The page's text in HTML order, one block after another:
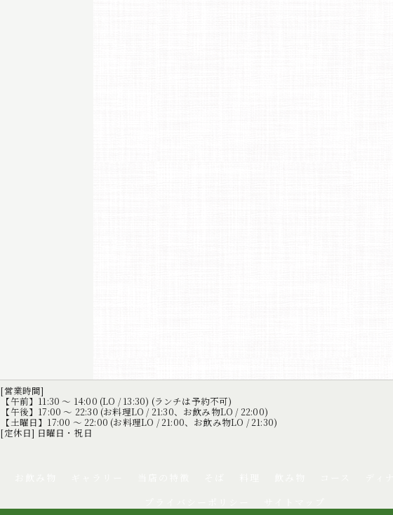
[営業時間]
【午前】11:30 ～ 14:00 (LO / 13:30) (ランチは予約不可)
【午後】17:00 ～ 22:30 (お料理LO / 21:30、お飲み物LO / 22:00)
【土曜日】17:00 ～ 22:00 (お料理LO / 21:00、お飲み物LO / 21:30)
[定休日] 日曜日・祝日